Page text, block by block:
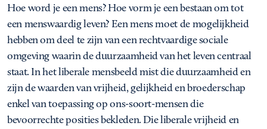
Hoe word je een mens? Hoe vorm je een bestaan om tot
een menswaardig leven? Een mens moet de mogelijkheid
hebben om deel te zijn van een rechtvaardige sociale
omgeving waarin de duurzaamheid van het leven centraal
staat. In het liberale mensbeeld mist die duurzaamheid en
zijn de waarden van vrijheid, gelijkheid en broederschap
enkel van toepassing op ons-soort-mensen die
bevoorrechte posities bekleden. Die liberale vrijheid en